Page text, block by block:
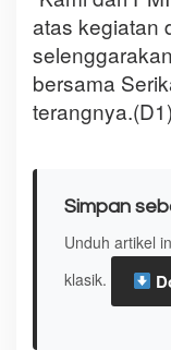
atas kegiatan
bersama
terangnya.(D1)
Simpan
Unduh artikel
klasik.